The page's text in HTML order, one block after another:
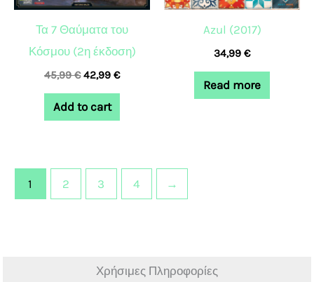
Τα 7 Θαύματα του
Κόσμου (2η έκδοση)
45,99€ 42,99 €
Add to cart
Azul (2017)
34,99 €
Read more
1 2 3 4 →
Χρήσιμες Πληροφορίες